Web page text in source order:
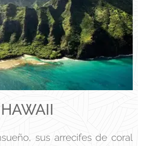
HAWAII
sus arrecifes de coral